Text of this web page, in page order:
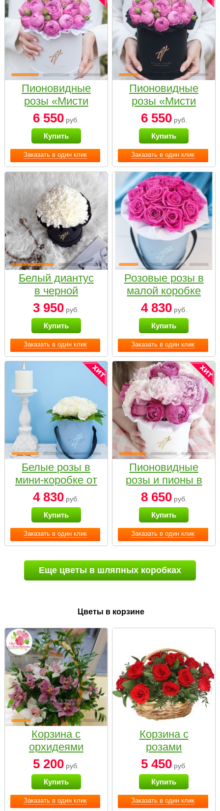
Заказать в один клик
Пионовидные
розы «Мисти
бабблс» в белой
коробке Small
6 550 руб.
Купить
Заказать в один клик
Пионовидные
розы «Мисти
бабблс» в
черной коробке
Small
6 550руб.
Купить
Заказать в один клик
Белый диантус
в черной
коробке Small
3 950 руб.
Купить
Заказать в один клик
Розовые розы в
малой коробке
4 830руб.
Купить
Заказать в один клик
Белые розы в
мини-коробке от
Bella Fiori
4 830 руб.
Купить
Заказать в один клик
Пионовидные
розы и пионы в
белой коробке
Small
8 650руб.
Купить
Еще цветы в шляпных коробках
Цветы в корзине
Заказать в один клик
Корзина с
орхидеями
малая
5 200 руб.
Купить
Заказать в один клик
Корзина с
розами
«Красный
Париж»
5 450руб.
Купить